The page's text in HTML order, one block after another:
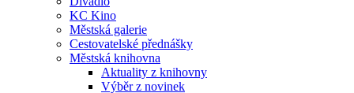
KC Kino
Městská galerie
Cestovatelské přednášky
Městská knihovna
Aktuality z knihovny
Výběr z novinek